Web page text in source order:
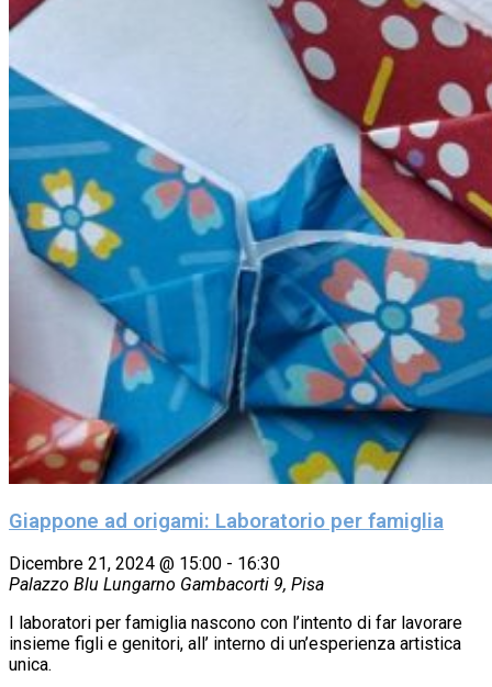
Giappone ad origami: Laboratorio per famiglia
Dicembre 21, 2024 @ 15:00 - 16:30
Palazzo Blu Lungarno Gambacorti 9, Pisa
I laboratori per famiglia nascono con l’intento di far lavorare
insieme figli e genitori, all’ interno di un’esperienza artistica
unica.